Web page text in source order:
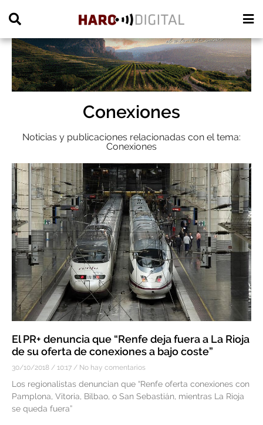
Conexiones
Noticias y publicaciones relacionadas con el tema:
Conexiones
El PR+ denuncia que “Renfe deja fuera a La Rioja
de su oferta de conexiones a bajo coste”
30/10/2018 10:17 No hay comentarios
Los regionalistas denuncian que “Renfe oferta conexiones con
Pamplona, Vitoria, Bilbao, o San Sebastián, mientras La Rioja
se queda fuera”